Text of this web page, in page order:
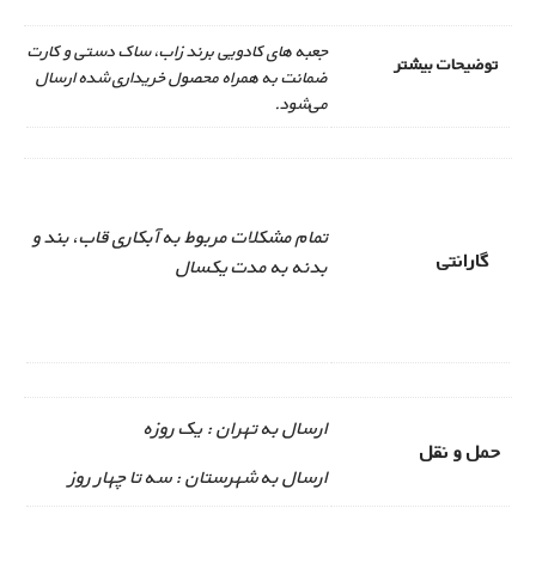
توضیحات بیشتر
جعبه های کادویی برند زاب، ساک دستی و کارت
ضمانت به همراه محصول خریداری شده ارسال
می‌شود.
گارانتی
تمام مشکلات مربوط به آبکاری قاب، بند و
بدنه به مدت یکسال
حمل و نقل
ارسال به تهران : یک روزه
ارسال به شهرستان : سه تا چهار روز